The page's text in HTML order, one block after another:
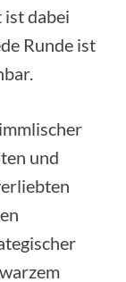
ist dabei
Runde ist
und